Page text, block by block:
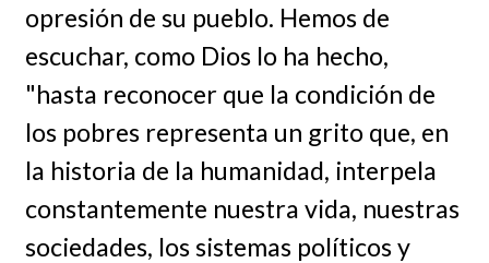
opresión de su pueblo. Hemos de
escuchar, como Dios lo ha hecho,
"hasta reconocer que la condición de
los pobres representa un grito que, en
la historia de la humanidad, interpela
constantemente nuestra vida, nuestras
sociedades, los sistemas políticos y